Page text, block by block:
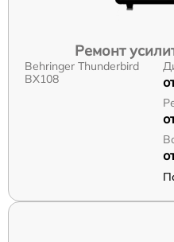
Ремонт
Behringer Thunderbird
BX108